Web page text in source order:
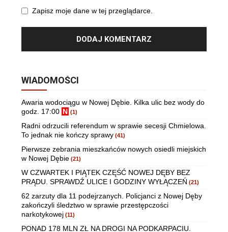
Zapisz moje dane w tej przeglądarce.
WIADOMOŚCI
Awaria wodociągu w Nowej Dębie. Kilka ulic bez wody do
godz. 17:00 N (1)
Radni odrzucili referendum w sprawie secesji Chmielowa.
To jednak nie kończy sprawy (41)
Pierwsze zebrania mieszkańców nowych osiedli miejskich
w Nowej Dębie (21)
W CZWARTEK I PIĄTEK CZĘŚĆ NOWEJ DĘBY BEZ
PRĄDU. SPRAWDŹ ULICE I GODZINY WYŁĄCZEŃ (21)
62 zarzuty dla 11 podejrzanych. Policjanci z Nowej Dęby
zakończyli śledztwo w sprawie przestępczości
narkotykowej (11)
PONAD 178 MLN ZŁ NA DROGI NA PODKARPACIU.